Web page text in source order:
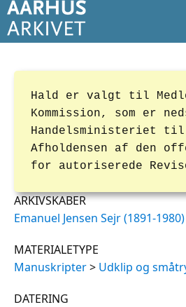
Hald er valgt til
Kommission, som er
Handelsministeriet
Afholdensen af den
for autoriserede
ARKIVSKABER
Emanuel Jensen Sejr (1891-1980)
MATERIALETYPE
Manuskripter> Udklip og
DATERING